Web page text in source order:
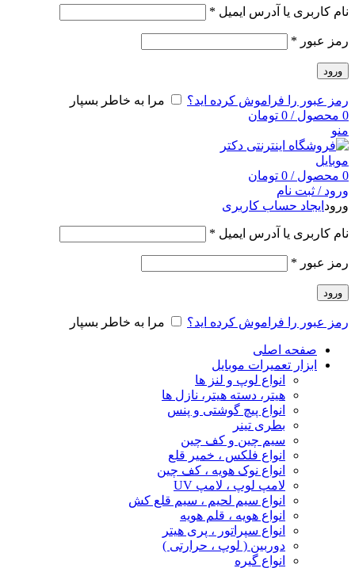
نام کاربری یا آدرس ایمیل *
رمز عبور *
ورود
رمز عبور را فراموش کرده اید؟
مرا به خاطر بسپار
0 محصول /
0 تومان
منو
0 محصول /
0 تومان
ورود / ثبت نام
ورود ایجاد حساب کاربری
نام کاربری یا آدرس ایمیل *
رمز عبور *
ورود
رمز عبور را فراموش کرده اید؟ مرا به خاطر بسپار
صفحه اصلی
ابزار تعمیرات موبایل
انواع لوپ و لنز ها
هیتر، دسته هیتر، نازل ها
انواع پیچ‌ گوشتی و پنس
بطری تینر
سیم چین و کف چین
انواع فلکس ، خمیر قلع
انواع نوک هویه ، کف چین
لامپ لوپ ، لامپ UV
انواع سیم لحیم ، سیم قلع کش
انواع هویه ، قلم هویه
انواع سپراتور ، پری هیتر
دوربین ( لوپ ، حرارتی )
انواع گیره